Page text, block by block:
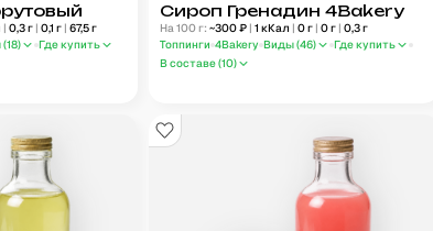
| 0,3г | 0,1 г | 67,5г
(18) Где купить
Сироп Гренадин 4Bakery
На 100 г: ~300₽ | 1 кКал | 0г | 0г | 0,3г
Топпинги 4Bakery Виды (46)
Где купить
В составе (10)